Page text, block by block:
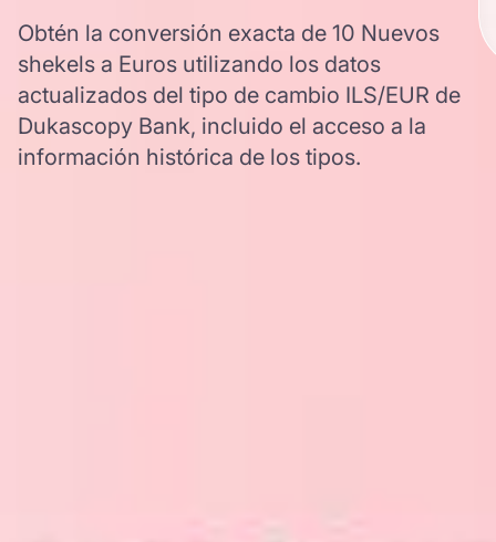
Obtén la conversión exacta de 10 Nuevos
shekels a Euros utilizando los datos
actualizados del tipo de cambio ILS/EUR de
Dukascopy Bank, incluido el acceso a la
información histórica de los tipos.